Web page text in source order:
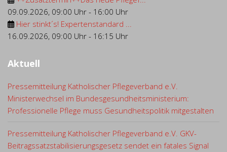
09.09.2026, 09:00 Uhr - 16:00 Uhr
Hier stinkt´s! Expertenstandard ...
16.09.2026, 09:00 Uhr - 16:15 Uhr
Aktuell
Pressemitteilung Katholischer Pflegeverband e.V.
Ministerwechsel im Bundesgesundheitsministerium:
Professionelle Pflege muss Gesundheitspolitik mitgestalten
Pressemitteilung Katholischer Pflegeverband e.V. GKV-
Beitragssatzstabilisierungsgesetz sendet ein fatales Signal